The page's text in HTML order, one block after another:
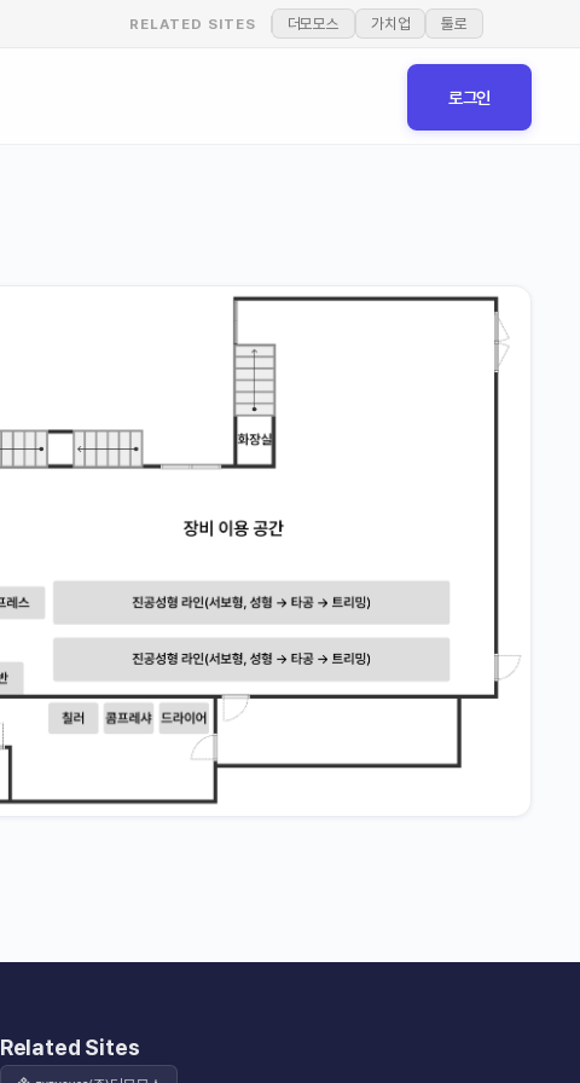
RELATED SITES 더모모스 가치업 툴로
로그인
Related Sites